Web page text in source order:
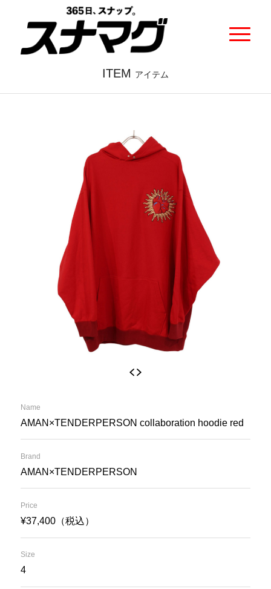
ITEM アイテム
Name
AMAN×TENDERPERSON collaboration hoodie red
Brand
AMAN×TENDERPERSON
Price
¥37,400（税込）
Size
4